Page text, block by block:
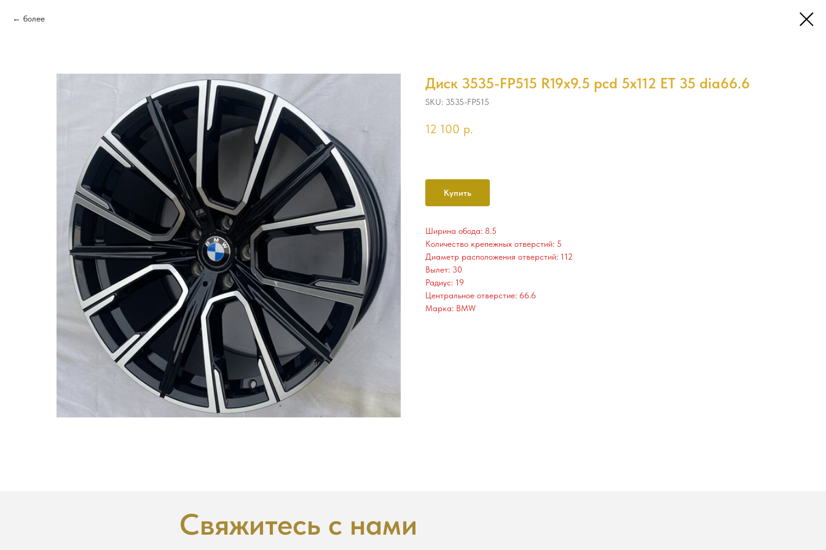
более
Диск 3535-FP515 R19x9.5 pcd 5x112 ET 35 dia66.6
SKU: 3535-FP515
12 100 р.
Купить
Ширина обода: 8.5
Количество крепежных отверстий: 5
Диаметр расположения отверстий: 112
Вылет: 30
Радиус: 19
Центральное отверстие: 66.6
Марка: BMW
Свяжитесь с нами